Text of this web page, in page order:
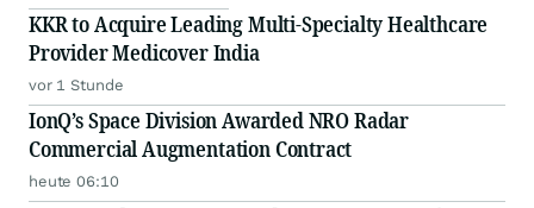
KKR to Acquire Leading Multi-Specialty Healthcare
Provider Medicover India
vor 1 Stunde
IonQ’s Space Division Awarded NRO Radar
Commercial Augmentation Contract
heute 06:10